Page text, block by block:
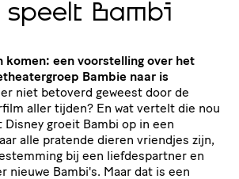
speelt Bambi
komen: een voorstelling over het
Bambie naar is
niet betoverd geweest door de
aller tijden? En wat vertelt die nou
Disney groeit Bambi op in een
alle pratende dieren vriendjes zijn,
bij een liefdespartner en
nieuwe Bambi's. Maar dat is een